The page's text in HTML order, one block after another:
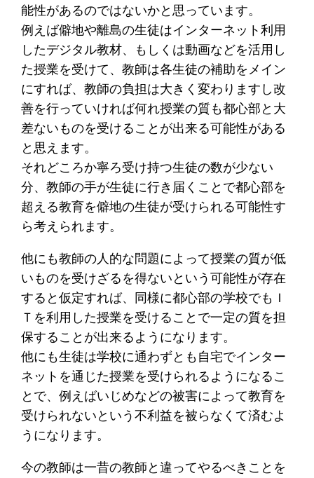
能性があるのではないかと思っています。
例えば僻地や離島の生徒はインターネット利用
したデジタル教材、もしくは動画などを活用し
た授業を受けて、教師は各生徒の補助をメイン
にすれば、教師の負担は大きく変わりますし改
善を行っていければ何れ授業の質も都心部と大
差ないものを受けることが出来る可能性がある
と思えます。
それどころか寧ろ受け持つ生徒の数が少ない
分、教師の手が生徒に行き届くことで都心部を
超える教育を僻地の生徒が受けられる可能性す
ら考えられます。
他にも教師の人的な問題によって授業の質が低
いものを受けざるを得ないという可能性が存在
すると仮定すれば、同様に都心部の学校でもＩ
Ｔを利用した授業を受けることで一定の質を担
保することが出来るようになります。
他にも生徒は学校に通わずとも自宅でインター
ネットを通じた授業を受けられるようになるこ
とで、例えばいじめなどの被害によって教育を
受けられないという不利益を被らなくて済むよ
うになります。
今の教師は一昔の教師と違ってやるべきことを